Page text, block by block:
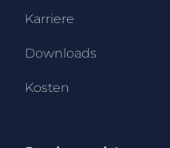
Karriere
Downloads
Kosten